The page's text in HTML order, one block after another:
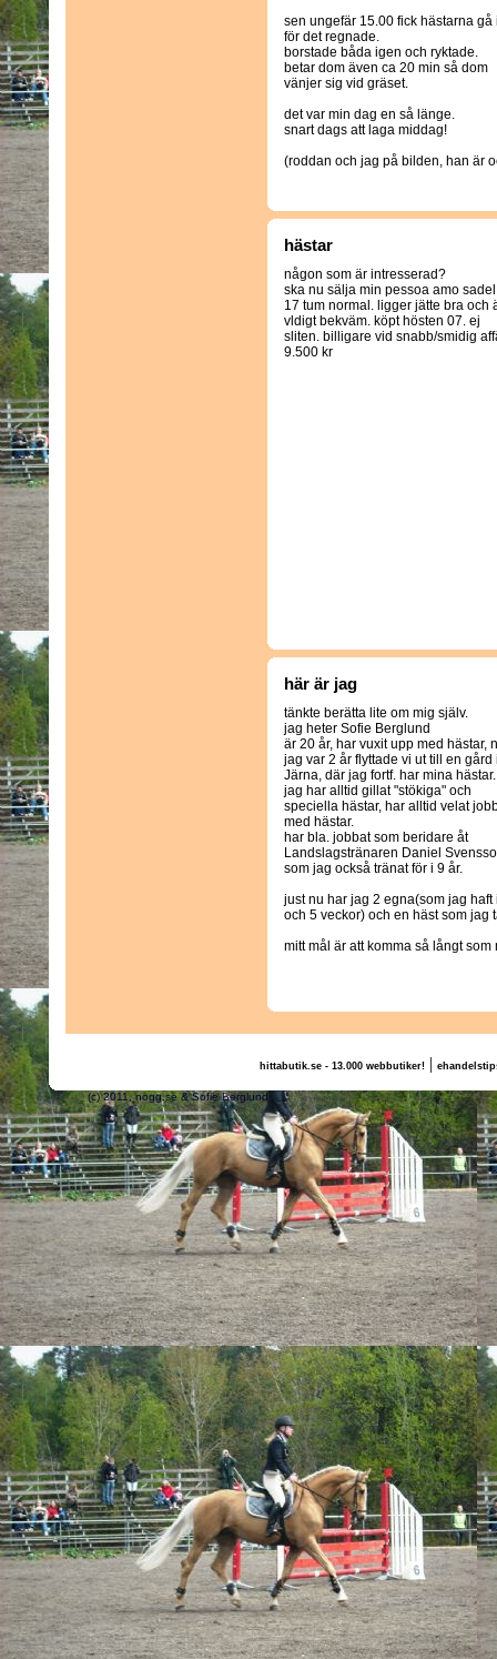
sen ungefär 15.00 fick hästarna gå
för det regnade.
borstade båda igen och ryktade.
betar dom även ca 20 min så dom
vänjer sig vid gräset.
det var min dag en så länge.
snart dags att laga middag!
(roddan och jag på bilden, han är
hästar
någon som är intresserad?
ska nu sälja min pessoa amo
17 tum normal. ligger jätte bra och
vldigt bekväm. köpt hösten 07. ej
sliten. billigare vid snabb/smidig
9.500 kr
här är jag
tänkte berätta lite om mig själv.
jag heter Sofie Berglund
är 20 år, har vuxit upp med hästar,
jag var 2 år flyttade vi ut till en gård
Järna, där jag fortf. har mina hästar.
jag har alltid gillat "stökiga" och
speciella hästar, har alltid velat
med hästar.
har bla. jobbat som beridare åt
Landslagstränaren Daniel
som jag också tränat för i 9 år.
just nu har jag 2 egna(som jag haft
och 5 veckor) och en häst som jag
mitt mål är att komma så långt
hittabutik.se - 13.000 webbutiker!|
(c) 2011, nogg.se & Sofie Berglund